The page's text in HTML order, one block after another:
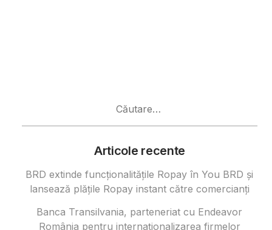
Articole recente
BRD extinde funcționalitățile Ropay în You BRD și
lansează plățile Ropay instant către comercianți
Banca Transilvania, parteneriat cu Endeavor
România pentru internaționalizarea firmelor